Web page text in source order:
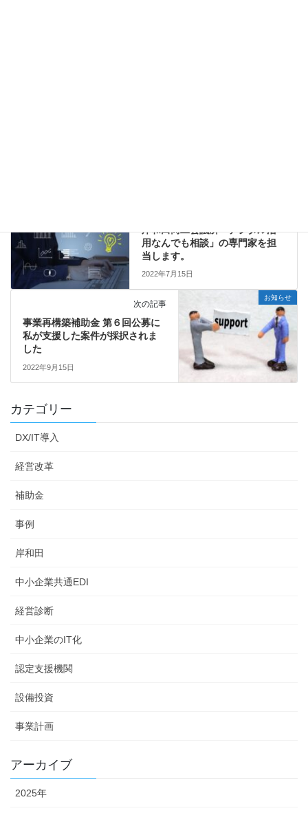
岸和田商工会議所「デジタル活
用なんでも相談」の専門家を担
当します。
2022年7月15日
お知らせ
次の記事
事業再構築補助金 第６回公募に
私が支援した案件が採択されま
した
2022年9月15日
カテゴリー
DX/IT導入
経営改革
補助金
事例
岸和田
中小企業共通EDI
経営診断
中小企業のIT化
認定支援機関
設備投資
事業計画
アーカイブ
2025年